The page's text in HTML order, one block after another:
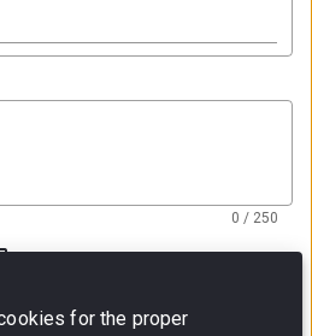
0 / 250
personfor the proper